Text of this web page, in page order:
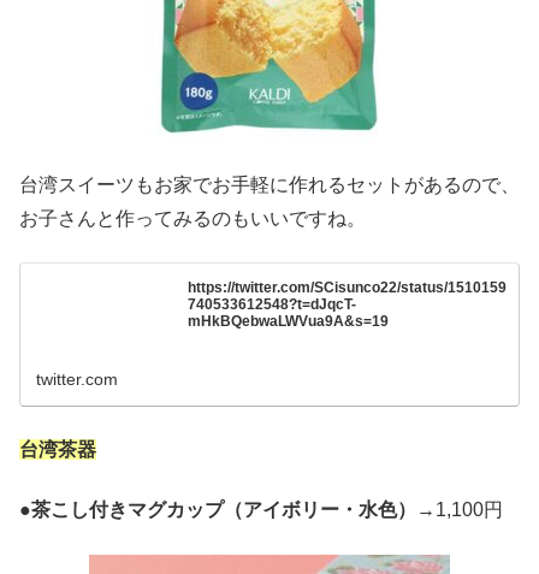
台湾スイーツもお家でお手軽に作れるセットがあるので、
お子さんと作ってみるのもいいですね。
https://twitter.com/SCisunco22/status/1510159
740533612548?t=dJqcT-
mHkBQebwaLWVua9A&s=19
twitter.com
台湾茶器
●茶こし付きマグカップ（アイボリー・水色） →1,100円